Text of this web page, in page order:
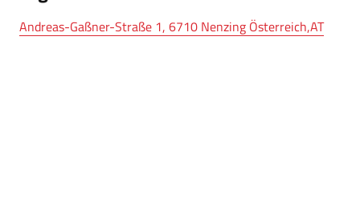
Andreas-Gaßner-Straße 1, 6710 Nenzing Österreich,AT